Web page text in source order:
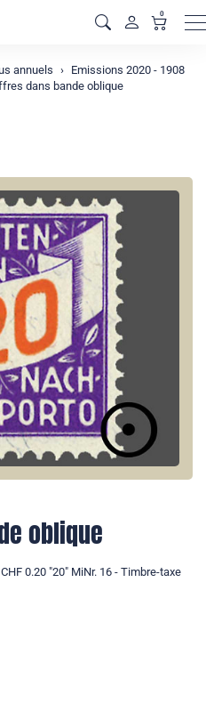
0
annuels
Emissions 2020 - 1908
dans bande oblique
oblique
0.20 "20" MiNr. 16 - Timbre-taxe